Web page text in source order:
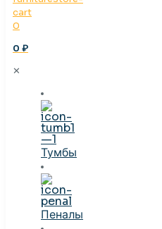
0
0 ₽
✕
Тумбы
Пеналы